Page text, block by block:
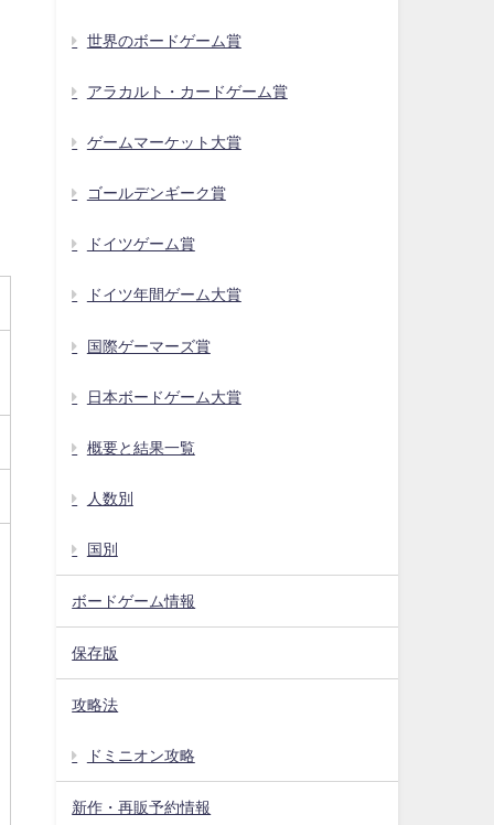
世界のボードゲーム賞
アラカルト・カードゲーム賞
ゲームマーケット大賞
ゴールデンギーク賞
ドイツゲーム賞
ドイツ年間ゲーム大賞
国際ゲーマーズ賞
日本ボードゲーム大賞
概要と結果一覧
人数別
国別
ボードゲーム情報
保存版
攻略法
ドミニオン攻略
新作・再販予約情報